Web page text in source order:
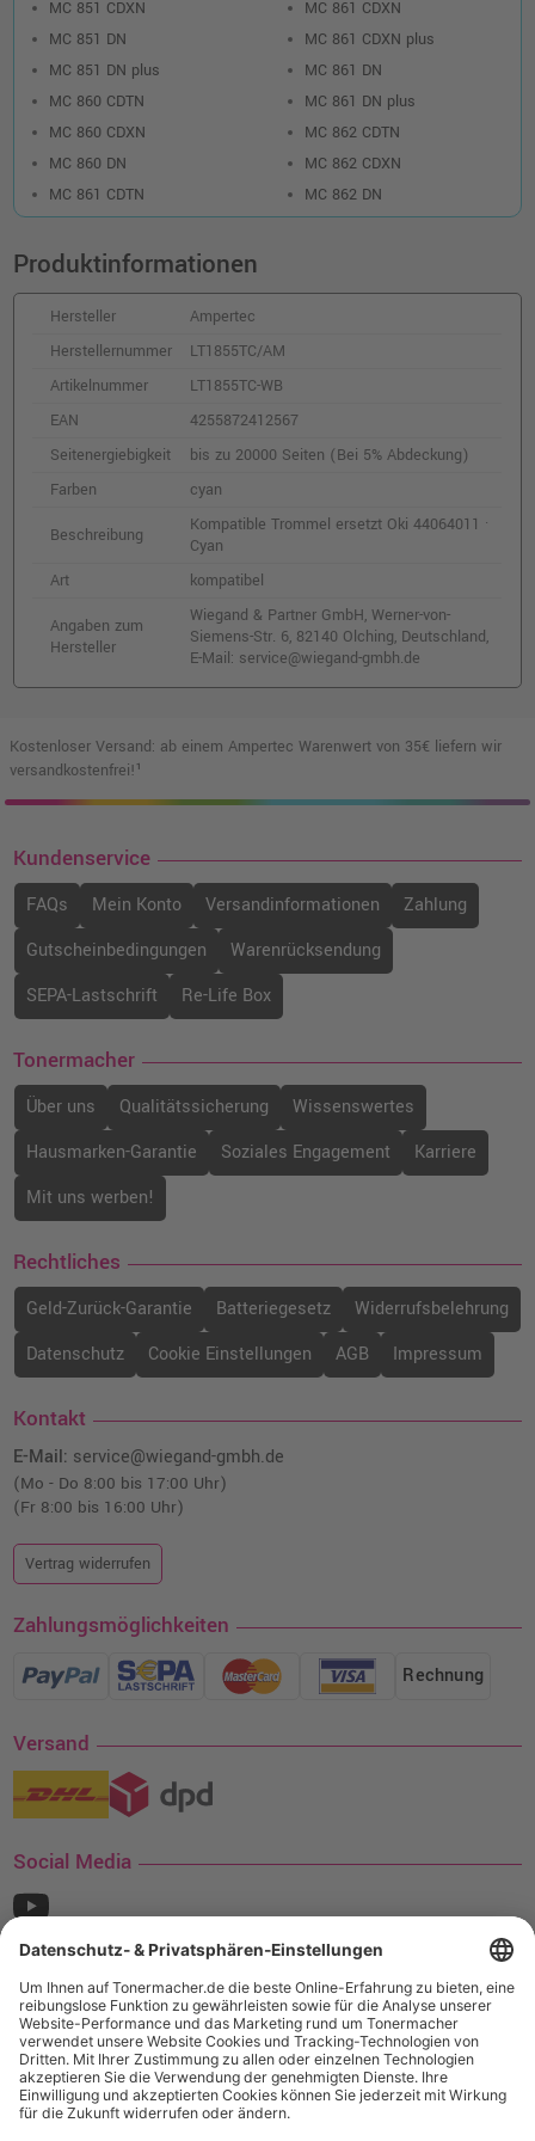
Kompatible Trommel ersetzt Oki 44064009
· Gelb
zzgl. Versand
Kompatibler Toner ersetzt Oki 44059209 ·
o. MwSt.
102,99 €
inkl. MwSt.zzgl. Versand
Schwarz
o. MwSt.63,02 €
74,99 €
inkl. MwSt.zzgl. Versand
shopping_cart
Kompatibler Toner ersetzt Oki 44643001 ·
o. MwSt.188,23 €
223,99 €
inkl. MwSt.zzgl. Versand
Kompatibler Toner ersetzt Oki 44059168 ·
o. MwSt.
62,99 €
o. MwSt.127,72 €
151,99 €
inkl. MwSt. zzgl. Versand
shopping_cart
Kompatibler Toner ersetzt Oki 44059211 ·
o. MwSt.162,18 €
192,99 €
inkl. MwSt.zzgl. Versand
Kompatibler Toner ersetzt Oki 44059165 ·
o. MwSt.
inkl. MwSt.zzgl. Versand
MC 851 CDXN
MC 851 DN
MC 851 DN plus
MC 860 CDTN
MC 860 CDXN
MC 860 DN
MC 861 CDTN
MC 861 CDXN
MC 861 CDXN plus
MC 861 DN
MC 861 DN plus
MC 862 CDTN
MC 862 CDXN
MC 862 DN
Produktinformationen
Hersteller
Ampertec
Herstellernummer
LT1855TC/AM
Artikelnummer
LT1855TC-WB
EAN
4255872412567
Seitenergiebigkeit
bis zu 20000 Seiten (Bei 5% Abdeckung)
Farben
cyan
Beschreibung
Kompatible Trommel ersetzt Oki 44064011 ·
Cyan
Art
kompatibel
Angaben zum
Hersteller
Wiegand & Partner GmbH, Werner-von-
Siemens-Str. 6, 82140 Olching, Deutschland,
E-Mail: service@wiegand-gmbh.de
Kostenloser Versand: ab einem Ampertec Warenwert von 35€ liefern wir
versandkostenfrei!¹
Kundenservice
FAQs Mein Konto Versandinformationen
Zahlung
Gutscheinbedingungen
Warenrücksendung
SEPA-Lastschrift
Re-Life Box
Tonermacher
Über uns Qualitätssicherung
Wissenswertes
Hausmarken-Garantie
Soziales Engagement
Karriere
Mit uns werben!
Rechtliches
Geld-Zurück-Garantie Batteriegesetz
Widerrufsbelehrung
Datenschutz
Cookie Einstellungen AGB Impressum
Kontakt
E-Mail: service@wiegand-gmbh.de
(Mo - Do 8:00 bis 17:00 Uhr)
(Fr 8:00 bis 16:00 Uhr)
Vertrag widerrufen
Zahlungsmöglichkeiten
Rechnung
Versand
Social Media
¹ Nur gültig für den Versand innerhalb Deutschlands. Befindet sich ein Warenwert
von mindestens 35€ (inkl. Mwst.) an Ampertec Artikeln in Ihrem Warenkorb, ist der
Versand für Sie kostenfrei.